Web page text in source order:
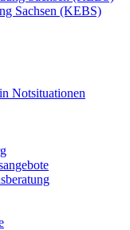
Sachsen (KEBS)
Notsituationen